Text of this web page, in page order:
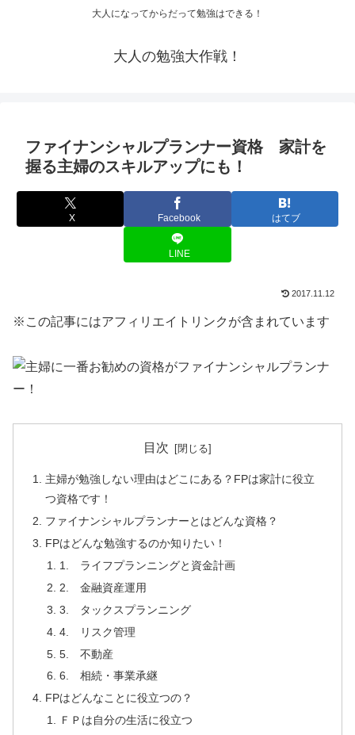
大人になってからだって勉強はできる！
大人の勉強大作戦！
ファイナンシャルプランナー資格 家計を
握る主婦のスキルアップにも！
X Facebook はてブ
LINE
2017.11.12
※この記事にはアフィリエイトリンクが含まれています
目次
主婦が勉強しない理由はどこにある？FPは家計に役立
つ資格です！
ファイナンシャルプランナーとはどんな資格？
FPはどんな勉強するのか知りたい！
1. ライフプランニングと資金計画
2. 金融資産運用
3. タックスプランニング
4. リスク管理
5. 不動産
6. 相続・事業承継
FPはどんなことに役立つの？
ＦＰは自分の生活に役立つ